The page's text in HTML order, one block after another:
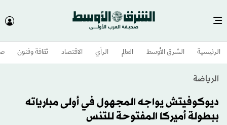
الرئيسية الشرق الأوسط​ العالم الرأي الاقتصاد ثقافة وفنون
الرياضة
ديوكوفيتش يواجه المجهول في أولى مبارياته
ببطولة أميركا المفتوحة للتنس